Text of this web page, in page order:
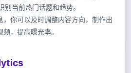
当前热门话题和趋势。
，你可以及时调整内容方向，制作出
，提高曝光率。